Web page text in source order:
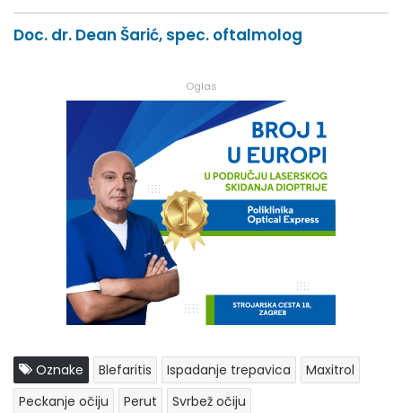
Doc. dr. Dean Šarić, spec. oftalmolog
Oglas
Oznake Blefaritis Ispadanje trepavica
Maxitrol
Peckanje očiju
Perut Svrbež očiju